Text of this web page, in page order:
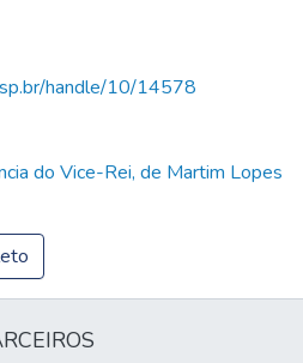
handle/10/14578
do Vice-Rei, de Martim Lopes